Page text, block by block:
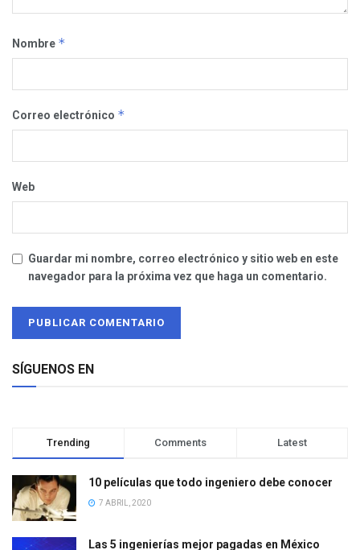
Nombre *
Correo electrónico *
Web
Guardar mi nombre, correo electrónico y sitio web en este
navegador para la próxima vez que haga un comentario.
SÍGUENOS EN
Trending Comments Latest
10 películas que todo ingeniero debe conocer
7 ABRIL, 2020
Las 5 ingenierías mejor pagadas en México